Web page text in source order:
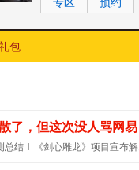
包
了，但这次没人骂网易
总结 《剑心雕龙》项目宣布解散